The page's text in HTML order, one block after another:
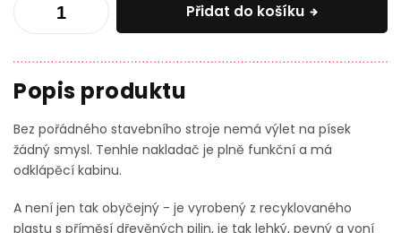
Přidat do košíku
Bez pořádného stavebního stroje nemá výlet na písek
žádný smysl. Tenhle nakladač je plně funkční a má
odklápěcí kabinu.
A není jen tak obyčejný - je vyrobený z recyklovaného
plastu s příměsí dřevěných pilin, je tak lehký, pevný a voní